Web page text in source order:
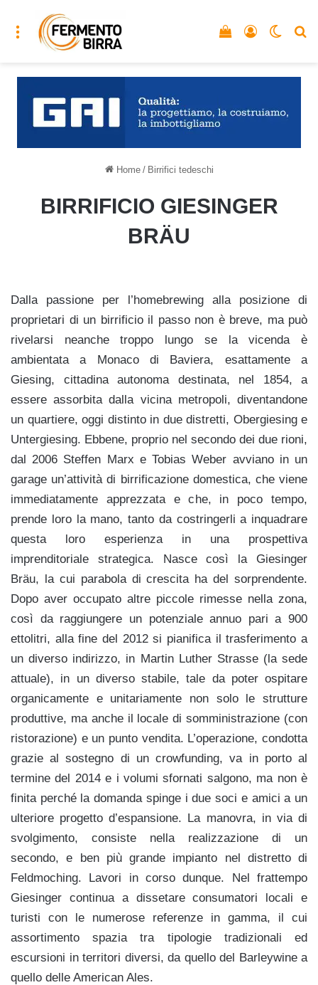
Menu Accedi
Vedi il carrello
Home / Birrifici tedeschi
BIRRIFICIO GIESINGER
BRÄU
Dalla passione per l’homebrewing alla posizione di
proprietari di un birrificio il passo non è breve, ma può
rivelarsi neanche troppo lungo se la vicenda è
ambientata a Monaco di Baviera, esattamente a
Giesing, cittadina autonoma destinata, nel 1854, a
essere assorbita dalla vicina metropoli, diventandone
un quartiere, oggi distinto in due distretti, Obergiesing e
Untergiesing. Ebbene, proprio nel secondo dei due rioni,
dal 2006 Steffen Marx e Tobias Weber avviano in un
garage un’attività di birrificazione domestica, che viene
immediatamente apprezzata e che, in poco tempo,
prende loro la mano, tanto da costringerli a inquadrare
questa loro esperienza in una prospettiva
imprenditoriale strategica. Nasce così la Giesinger
Bräu, la cui parabola di crescita ha del sorprendente.
Dopo aver occupato altre piccole rimesse nella zona,
così da raggiungere un potenziale annuo pari a 900
ettolitri, alla fine del 2012 si pianifica il trasferimento a
un diverso indirizzo, in Martin Luther Strasse (la sede
attuale), in un diverso stabile, tale da poter ospitare
organicamente e unitariamente non solo le strutture
produttive, ma anche il locale di somministrazione (con
ristorazione) e un punto vendita. L’operazione, condotta
grazie al sostegno di un crowfunding, va in porto al
termine del 2014 e i volumi sfornati salgono, ma non è
finita perché la domanda spinge i due soci e amici a un
ulteriore progetto d’espansione. La manovra, in via di
svolgimento, consiste nella realizzazione di un
secondo, e ben più grande impianto nel distretto di
Feldmoching. Lavori in corso dunque. Nel frattempo
Giesinger continua a dissetare consumatori locali e
turisti con le numerose referenze in gamma, il cui
assortimento spazia tra tipologie tradizionali ed
escursioni in territori diversi, da quello del Barleywine a
quello delle American Ales.